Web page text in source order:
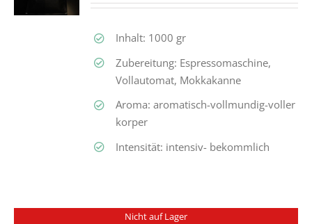
Inhalt: 1000 gr
Zubereitung: Espressomaschine,
Vollautomat, Mokkakanne
Aroma: aromatisch-vollmundig-voller
korper
Intensität: intensiv- bekommlich
Nicht auf Lager